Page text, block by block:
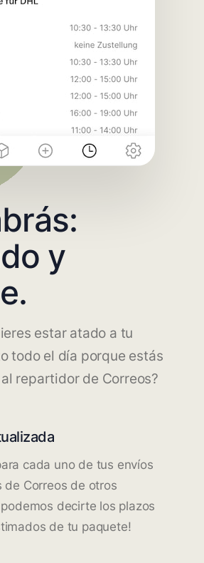
y
estar atado a tu
todo el día porque estás
repartidor de Correos?
cada uno de tus envíos
de Correos de otros
podemos decirte los plazos
de tu paquete!